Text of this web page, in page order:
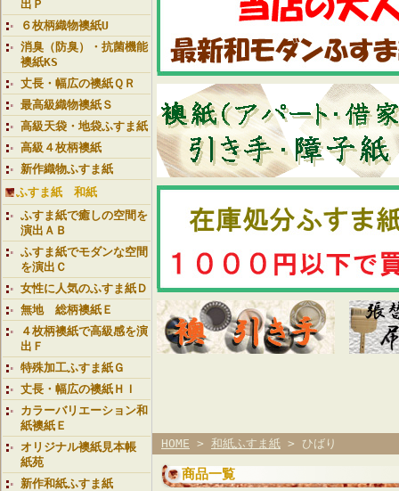
出Ｐ
６枚柄織物襖紙U
消臭（防臭）・抗菌機能
襖紙KS
丈長・幅広の襖紙ＱＲ
最高級織物襖紙Ｓ
高級天袋・地袋ふすま紙
高級４枚柄襖紙
新作織物ふすま紙
ふすま紙 和紙
ふすま紙で癒しの空間を
演出ＡＢ
ふすま紙でモダンな空間
を演出Ｃ
女性に人気のふすま紙Ｄ
無地 総柄襖紙Ｅ
４枚柄襖紙で高級感を演
出Ｆ
特殊加工ふすま紙Ｇ
丈長・幅広の襖紙ＨＩ
カラーバリエーション和
紙襖紙Ｅ
オリジナル襖紙見本帳
紙苑
新作和紙ふすま紙
HOME > 和紙ふすま紙 > ひばり
商品一覧